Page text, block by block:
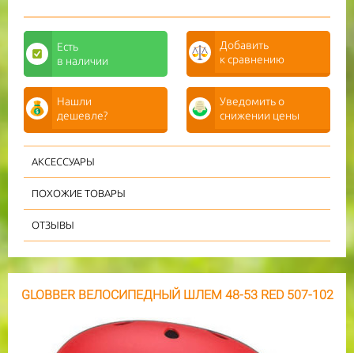
Есть
в наличии
Добавить
к сравнению
Нашли
дешевле?
Уведомить о
снижении цены
АКСЕССУАРЫ
ПОХОЖИЕ ТОВАРЫ
ОТЗЫВЫ
GLOBBER ВЕЛОСИПЕДНЫЙ ШЛЕМ 48-53 RED 507-102